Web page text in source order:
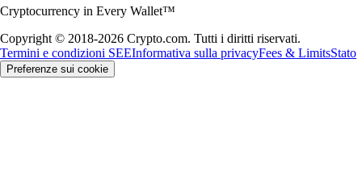
Cryptocurrency in Every Wallet™
Copyright © 2018-2026 Crypto.com. Tutti i diritti riservati.
Termini e condizioni SEEInformativa sulla privacyFees & LimitsStato
Preferenze sui cookie